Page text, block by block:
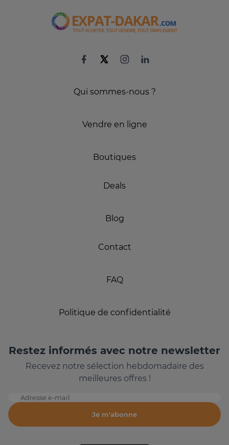
Qui sommes-nous ?
Vendre en ligne
Boutiques
Deals
Blog
Contact
FAQ
Politique de confidentialité
Restez informés avec notre newsletter
Recevez notre sélection hebdomadaire des
meilleures offres !
Adresse e-mail
Je m'abonne